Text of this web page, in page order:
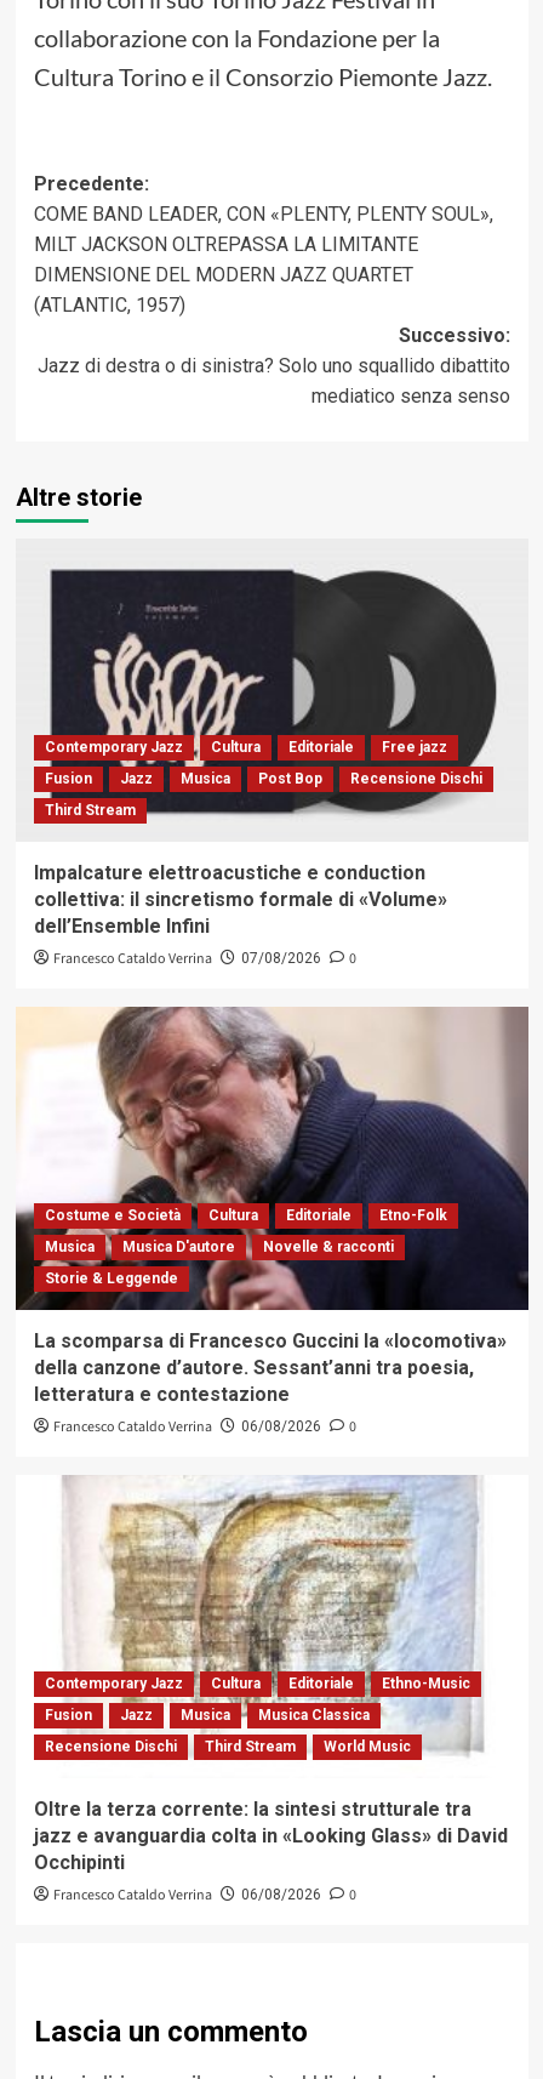
collaborazione con la Fondazione per la
Cultura Torino e il Consorzio Piemonte Jazz.
Navigazione
articolo
Precedente:
COME BAND LEADER, CON «PLENTY, PLENTY SOUL»,
MILT JACKSON OLTREPASSA LA LIMITANTE
DIMENSIONE DEL MODERN JAZZ QUARTET
(ATLANTIC, 1957)
Successivo:
Jazz di destra o di sinistra? Solo uno squallido dibattito
mediatico senza senso
Altre storie
Contemporary Jazz Cultura Editoriale
Free jazz
Fusion
Jazz Musica Post Bop
Recensione Dischi
Third Stream
Impalcature elettroacustiche e conduction
collettiva: il sincretismo formale di «Volume»
dell’Ensemble Infini
Francesco Cataldo Verrina 07/08/2026 0
Costume e Società Cultura Editoriale
Etno-Folk
Musica
Musica D'autore
Novelle & racconti
Storie & Leggende
La scomparsa di Francesco Guccini la «locomotiva»
della canzone d’autore. Sessant’anni tra poesia,
letteratura e contestazione
Francesco Cataldo Verrina 06/08/2026 0
Contemporary Jazz Cultura Editoriale
Ethno-Music
Fusion
Jazz Musica
Musica Classica
Recensione Dischi
Third Stream World Music
Oltre la terza corrente: la sintesi strutturale tra
jazz e avanguardia colta in «Looking Glass» di David
Occhipinti
Francesco Cataldo Verrina 06/08/2026 0
Lascia un commento